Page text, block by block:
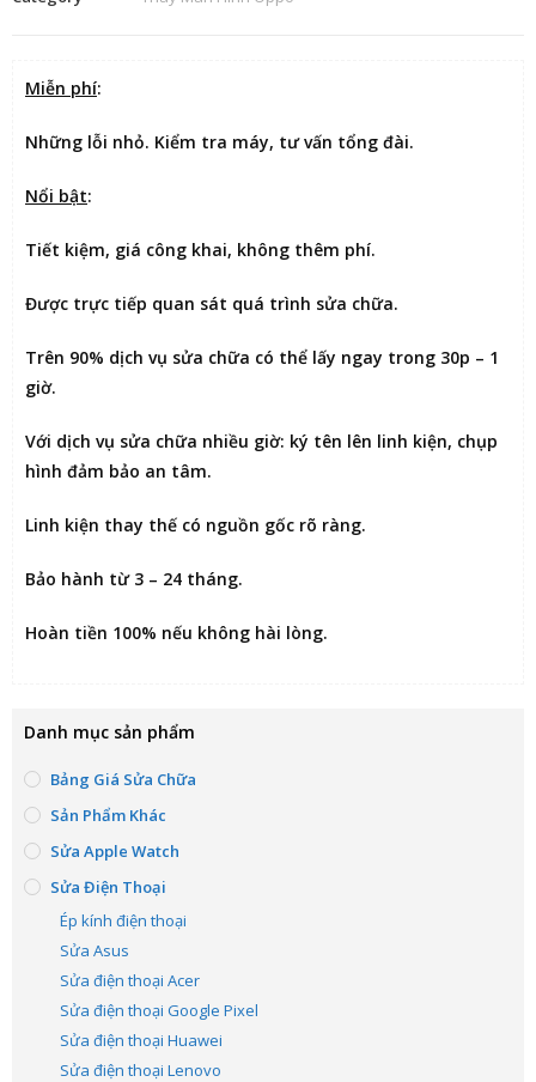
Miễn phí:
Những lỗi nhỏ. Kiểm tra máy, tư vấn tổng đài.
Nổi bật:
Tiết kiệm, giá công khai, không thêm phí.
Được trực tiếp quan sát quá trình sửa chữa.
Trên 90% dịch vụ sửa chữa có thể lấy ngay trong 30p – 1
giờ.
Với dịch vụ sửa chữa nhiều giờ: ký tên lên linh kiện, chụp
hình đảm bảo an tâm.
Linh kiện thay thế có nguồn gốc rõ ràng.
Bảo hành từ 3 – 24 tháng.
Hoàn tiền 100% nếu không hài lòng.
Danh mục sản phẩm
Bảng Giá Sửa Chữa
Sản Phẩm Khác
Sửa Apple Watch
Sửa Điện Thoại
Ép kính điện thoại
Sửa Asus
Sửa điện thoại Acer
Sửa điện thoại Google Pixel
Sửa điện thoại Huawei
Sửa điện thoại Lenovo